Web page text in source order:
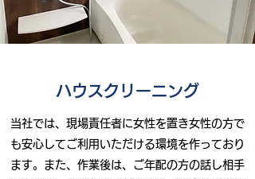
ハウスクリーニング
当社では、現場責任者に女性を置き女性の方で
も安心してご利用いただける環境を作っており
ます。また、作業後は、ご年配の方の話し相手